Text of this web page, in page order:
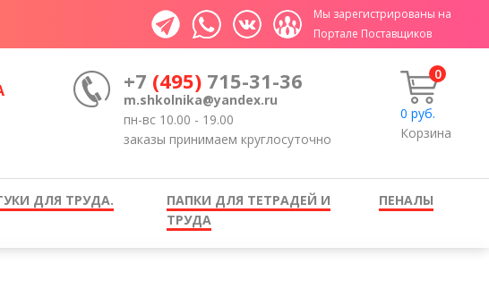
Мы зарегистрированы на
Портале Поставщиков
+7 (495) 715-31-36
m.shkolnika@yandex.ru
пн-вс 10.00 - 19.00
заказы принимаем круглосуточно
0
0 руб.
Корзина
ДЛЯ ТРУДА.
ПАПКИ ДЛЯ ТЕТРАДЕЙ И
ТРУДА
ПЕНАЛЫ